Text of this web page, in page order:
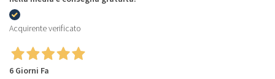
Acquirente verificato
6 Giorni Fa